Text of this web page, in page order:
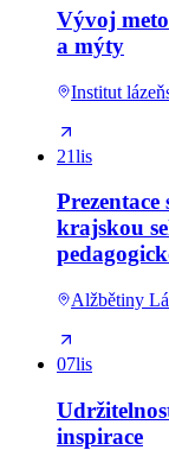
Vývoj
a mýty
Institut
21lis
krajskou
Alžbětiny
07lis
inspirace